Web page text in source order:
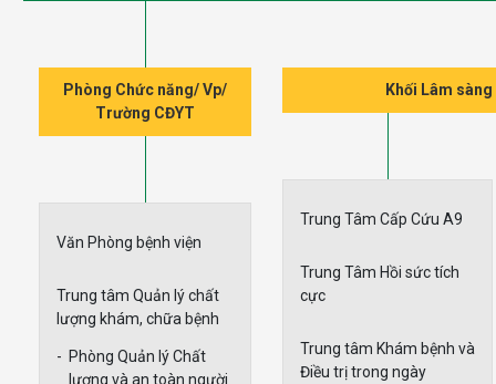
Phòng Chức năng/ Vp/
Trường CĐYT
Văn Phòng bệnh viện
Trung tâm Quản lý chất
lượng khám, chữa bệnh
- Phòng Quản lý Chất
lượng và an toàn người
Khối Lâm
Trung Tâm Cấp Cứu A9
Trung Tâm Hồi sức tích
cực
Trung tâm Khám bệnh và
Điều trị trong ngày